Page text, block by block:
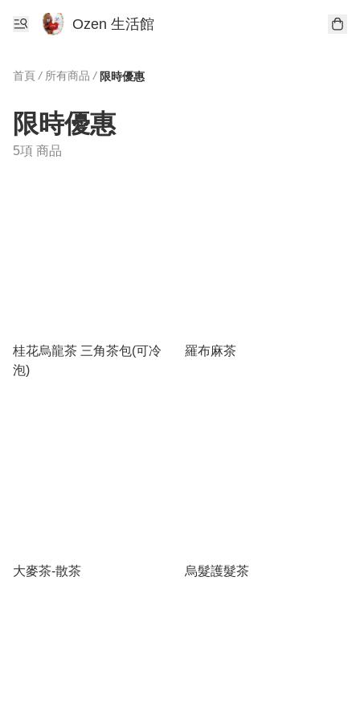
Ozen 生活館
首頁 / 所有商品 / 限時優惠
限時優惠
5項 商品
桂花烏龍茶 三角茶包(可冷
泡)
羅布麻茶
大麥茶-散茶 烏髮護髮茶